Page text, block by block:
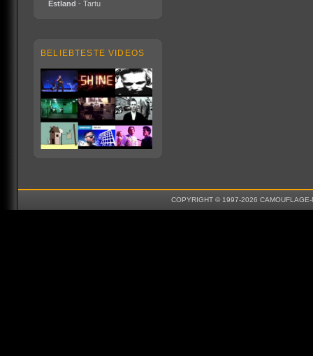
Estland - Tartu
BELIEBTESTE VIDEOS
COPYRIGHT © 1997-2026 CAMOUFLAGE-